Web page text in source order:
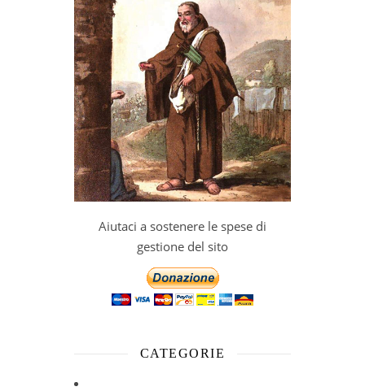
Aiutaci a sostenere le spese di
gestione del sito
CATEGORIE